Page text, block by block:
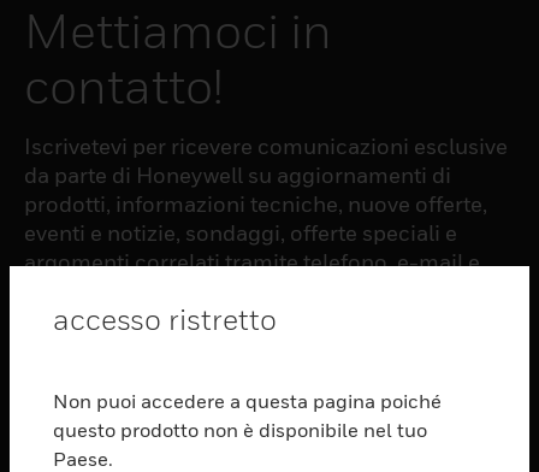
Mettiamoci in
contatto!
Iscrivetevi per ricevere comunicazioni esclusive
da parte di Honeywell su aggiornamenti di
prodotti, informazioni tecniche, nuove offerte,
eventi e notizie, sondaggi, offerte speciali e
argomenti correlati tramite telefono, e-mail e
PRODUCTS
accesso ristretto
Non puoi accedere a questa pagina poiché
questo prodotto non è disponibile nel tuo
Paese.